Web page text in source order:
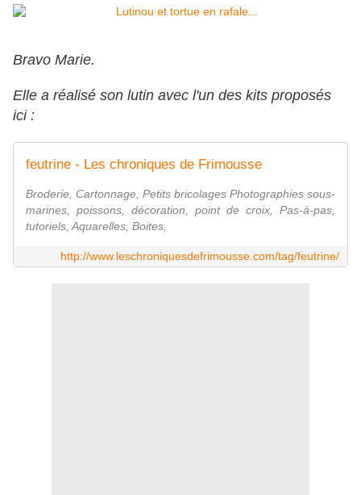
Bravo Marie.
Elle a réalisé son lutin avec l'un des kits proposés
ici :
feutrine - Les chroniques de Frimousse
Broderie, Cartonnage, Petits bricolages Photographies sous-
marines, poissons, décoration, point de croix, Pas-à-pas,
tutoriels, Aquarelles, Boites,
http://www.leschroniquesdefrimousse.com/tag/feutrine/